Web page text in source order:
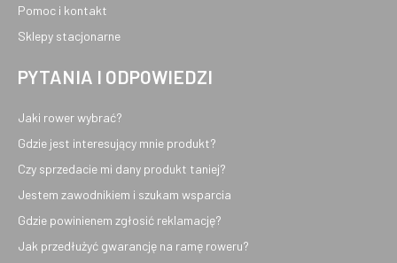
Pomoc i kontakt
Sklepy stacjonarne
PYTANIA I ODPOWIEDZI
Jaki rower wybrać?
Gdzie jest interesujący mnie produkt?
Czy sprzedacie mi dany produkt taniej?
Jestem zawodnikiem i szukam wsparcia
Gdzie powinienem zgłosić reklamację?
Jak przedłużyć gwarancję na ramę roweru?